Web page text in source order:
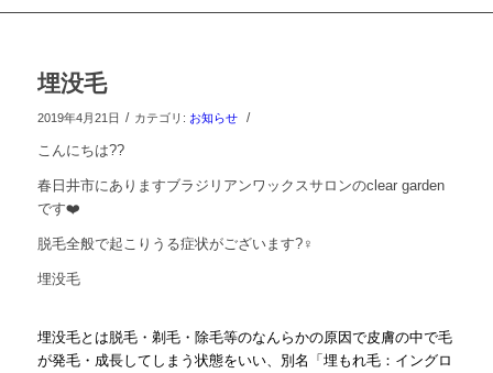
埋没毛
2019年4月21日 / カテゴリ: お知らせ /
こんにちは??
春日井市にありますブラジリアンワックスサロンのclear garden
です❤️
脱毛全般で起こりうる症状がございます?‍♀️
埋没毛
埋没毛とは脱毛・剃毛・除毛等のなんらかの原因で皮膚の中で毛
が発毛・成長してしまう状態をいい、別名「埋もれ毛：イングロ